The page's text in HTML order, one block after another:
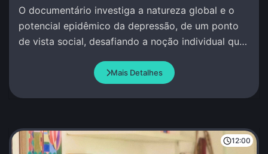
O documentário investiga a natureza global e o
potencial epidêmico da depressão, de um ponto
de vista social, desafiando a noção individual que
Mais Detalhes
12:00